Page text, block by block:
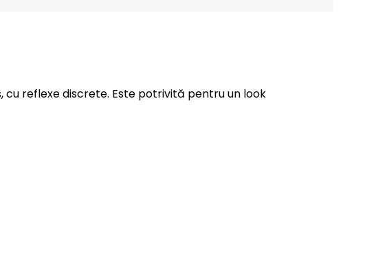
cu reflexe discrete. Este potrivită pentru un look